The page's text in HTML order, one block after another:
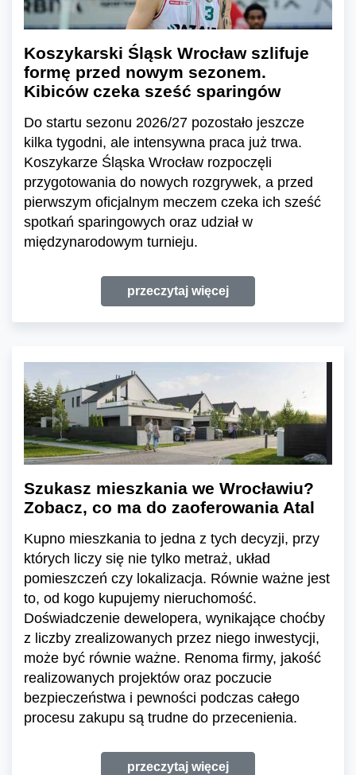
Koszykarski Śląsk Wrocław szlifuje
formę przed nowym sezonem.
Kibiców czeka sześć sparingów
Do startu sezonu 2026/27 pozostało jeszcze
kilka tygodni, ale intensywna praca już trwa.
Koszykarze Śląska Wrocław rozpoczęli
przygotowania do nowych rozgrywek, a przed
pierwszym oficjalnym meczem czeka ich sześć
spotkań sparingowych oraz udział w
międzynarodowym turnieju.
przeczytaj więcej
Szukasz mieszkania we Wrocławiu?
Zobacz, co ma do zaoferowania Atal
Kupno mieszkania to jedna z tych decyzji, przy
których liczy się nie tylko metraż, układ
pomieszczeń czy lokalizacja. Równie ważne jest
to, od kogo kupujemy nieruchomość.
Doświadczenie dewelopera, wynikające choćby
z liczby zrealizowanych przez niego inwestycji,
może być równie ważne. Renoma firmy, jakość
realizowanych projektów oraz poczucie
bezpieczeństwa i pewności podczas całego
procesu zakupu są trudne do przecenienia.
przeczytaj więcej